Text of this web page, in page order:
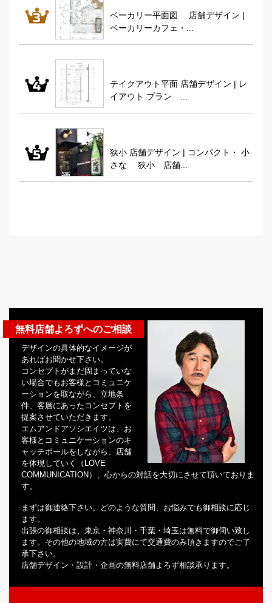
ベーカリー平面図 店舗デザイン |
ベーカリーカフェ・...
テイクアウト平面 店舗デザイン | レ
イアウト プラン ...
狭小 店舗デザイン | コンパクト・ 小
さな 狭小 店舗...
無料店舗よろずへのご相談
デザインの具体的なイメージが
あればお聞かせ下さい。
コンセプトがまだ固まっていな
い場合でもお客様とコミュニケ
ーションを取ながら、立地条
件、客層にあったコンセプトを
提案させていただきます。
エムアンドアソシエイツは、お
客様とコミュニケーションのキ
ャッチボールをしながら、店舗
を体現していく（LOVE
COMMUNICATION）、心からの対話を大切にさせて頂いておりま
す。
まずは御連絡下さい。どのような質問、お悩みでも御相談に応じ
ます。
出張の御相談は、東京・神奈川・千葉・埼玉は無料で御伺い致し
ます。その他の地域の方は実費にて交通費のみ頂きますのでご了
承下さい。
店舗デザイン・設計・企画の無料店舗よろず相談承ります。